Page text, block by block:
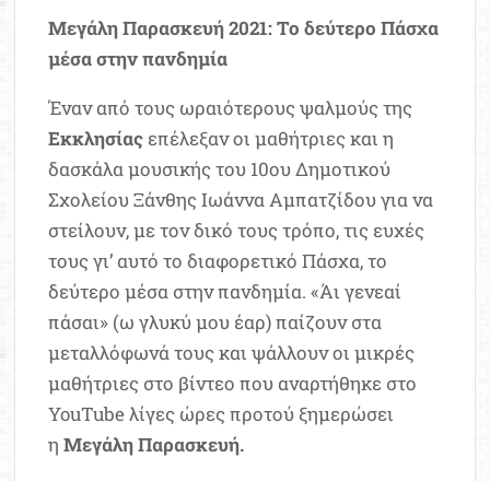
Μεγάλη Παρασκευή 2021: Το δεύτερο Πάσχα
μέσα στην πανδημία
Έναν από τους ωραιότερους ψαλμούς της
Εκκλησίας επέλεξαν οι μαθήτριες και η
δασκάλα μουσικής του 10ου Δημοτικού
Σχολείου Ξάνθης Ιωάννα Αμπατζίδου για να
στείλουν, με τον δικό τους τρόπο, τις ευχές
τους γι’ αυτό το διαφορετικό Πάσχα, το
δεύτερο μέσα στην πανδημία. «Άι γενεαί
πάσαι» (ω γλυκύ μου έαρ) παίζουν στα
μεταλλόφωνά τους και ψάλλουν οι μικρές
μαθήτριες στο βίντεο που αναρτήθηκε στο
YouTube λίγες ώρες προτού ξημερώσει
ηΜεγάλη Παρασκευή.